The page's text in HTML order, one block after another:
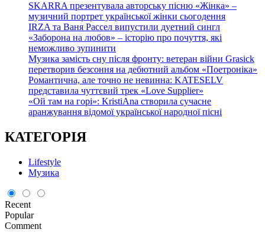
SKARRA презентувала авторську пісню «Жінка» –
музичний портрет української жінки сьогодення
IRZA та Ваня Рассел випустили дуетний сингл
«Заборона на любов» – історію про почуття, які
неможливо зупинити
Музика замість сну після фронту: ветеран війни Grasick
перетворив безсоння на дебютний альбом «Поетроніка»
Романтична, але точно не невинна: KATESELV
представила чуттєвий трек «Love Supplier»
«Ой там на горі»: KristiAna створила сучасне
аранжування відомої української народної пісні
КАТЕГОРІЯ
Lifestyle
Музика
Recent
Popular
Comment